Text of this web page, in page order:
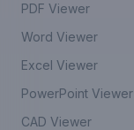
PDF Viewer
Word Viewer
Excel Viewer
PowerPoint Viewer
CAD Viewer